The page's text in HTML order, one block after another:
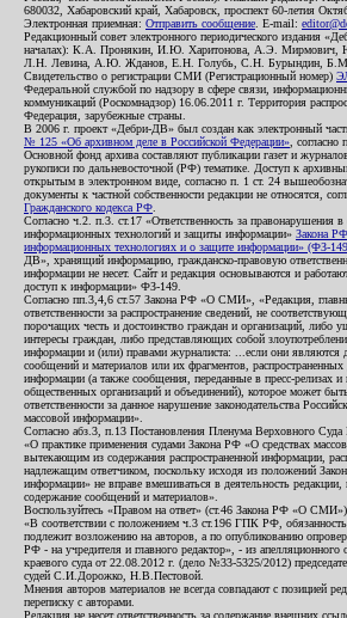
680032, Хабаровский край, Хабаровск, проспект 60-летия
Электронная приемная: Отправить сообщение . E-mail:
Редакционный совет электронного периодического издания
началах): К.А. Пронякин, И.Ю. Харитонова, А.Э.
Л.Н. Левина, А.Ю. Жданов, Е.Н. Голубь, С.Н. Бурындин,
Свидетельство о регистрации СМИ (Регистрационный номер)
Федеральной службой по надзору в сфере связи,
коммуникаций (Роскомнадзор) 16.06.2011 г. Территория
Федерация, зарубежные страны.
В 2006 г. проект «Дебри-ДВ» был создан как электронный
№ 125 «Об архивном деле в Российской Федерации» ,
Основной фонд архива составляют публикации газет и
рукописи по дальневосточной (РФ) тематике. Доступ к
открытым в электронном виде, согласно п. 1 ст. 24
документы к частной собственности редакции не относятся,
Гражданского кодекса РФ
Согласно ч.2. п.3. ст.17 «Ответственность за правонарушения в
информационных технологий и защиты информации» Закона
информационных технологиях и о защите информации» (ФЗ-
ДВ», хранящий информацию, гражданско-правовую
информации не несет. Сайт и редакция основываются и
доступ к информации» ФЗ-149.
Согласно пп.3,4,6 ст.57 Закона РФ «О СМИ», «Редакция,
ответственности за распространение сведений, не
порочащих честь и достоинство граждан и организаций, либо
интересы граждан, либо представляющих собой
информации и (или) правами журналиста: ...если они являются
сообщений и материалов или их фрагментов,
информации (а также сообщения, переданные в пресс-релизах и
общественных организаций и объединений), которое может
ответственности за данное нарушение законодательства
массовой информации».
Согласно абз.3, п.13 Постановления Пленума Верховного
«О практике применения судами Закона РФ «О средствах
вытекающим из содержания распространенной информации,
надлежащим ответчиком, поскольку исходя из положений
информации» не вправе вмешиваться в деятельность редакции,
содержание сообщений и материалов».
Воспользуйтесь «Правом на ответ» (ст.46 Закона РФ «О СМИ»).
«В соответствии с положением ч.3 ст.196 ГПК РФ,
подлежит возложению на авторов, а по опубликованию
РФ - на учредителя и главного редактор», - из апелляционного
краевого суда от 22.08.2012 г. (дело №33-5325/2012)
судей С.И.Дорожко, Н.В.Пестовой.
Мнения авторов материалов не всегда совпадают с позицией
переписку с авторами.
Редакция не несет ответственность за содержание внешних